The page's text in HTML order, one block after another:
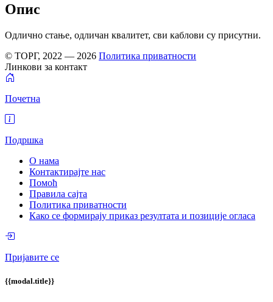
Опис
Одлично стање, одличан квалитет, сви каблови су присутни.
© ТОРГ, 2022 — 2026 Политика приватности
Линкови за контакт
Почетна
Подршка
О нама
Контактирајте нас
Помоћ
Правила сајта
Политика приватности
Како се формирају приказ резултата и позиције огласа
Пријавите се
{{modal.title}}